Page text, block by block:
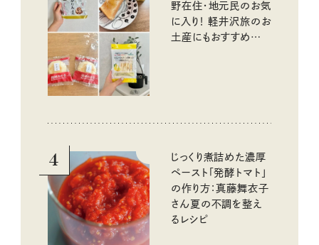
野在住・地元民のお気
に入り！ 軽井沢旅のお
土産にもおすすめのお
4
じっくり煮詰めた濃厚
ペースト「発酵トマト」
の作り方：真藤舞衣子
さん夏の不調を整え
るレシピ